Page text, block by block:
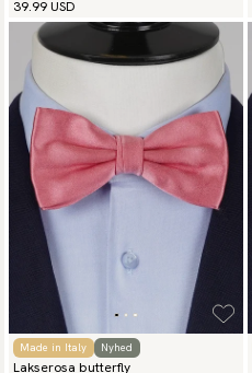
39.99 USD
Made in Italy Nyhed
Lakserosa butterfly